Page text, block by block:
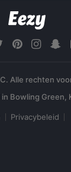
Alle rechten
Privacybeleid